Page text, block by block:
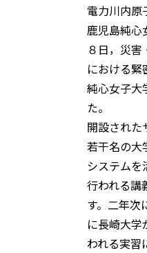
電力川内原
鹿児島純心
８日，災
における
純心女子大
た。
開設された
若干名の大
システムを
行われる講
す。二年次
に長崎大
われる実習